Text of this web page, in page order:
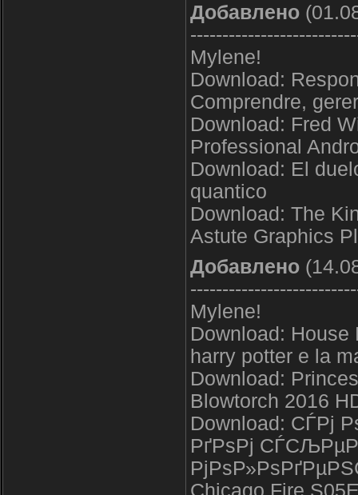
Добавлено
Mylene!
Download:
Comprendre,
Download: Fred
Professional
Download: El
quantico
Download: The
Astute Graphics
Добавлено
Mylene!
Download: House
harry potter e la
Download:
Blowtorch 2016
Download: СЃРј
РґРѕРј